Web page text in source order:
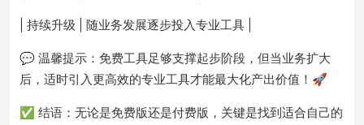
| 持续升级 | 随业务发展逐步投入专业工具 |
💬 温馨提示：免费工具足够支撑起步阶段，但当业务扩大
后，适时引入更高效的专业工具才能最大化产出价值！🚀
✅ 结语：无论是免费版还是付费版，关键是找到适合自己的